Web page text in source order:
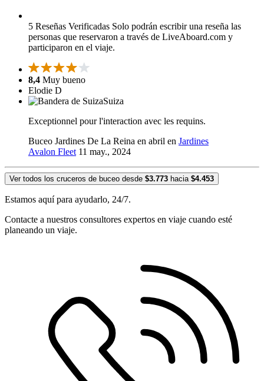
5 Reseñas Verificadas Solo podrán escribir una reseña las
personas que reservaron a través de LiveAboard.com y
participaron en el viaje.
8,4 Muy bueno
Elodie D
Suiza
Exceptionnel pour l'interaction avec les requins.
Buceo Jardines De La Reina en abril en Jardines
Avalon Fleet 11 may., 2024
Ver todos los cruceros de buceo desde $3.773 hacia $4.453
Estamos aquí para ayudarlo, 24/7.
Contacte a nuestros consultores expertos en viaje cuando esté
planeando un viaje.